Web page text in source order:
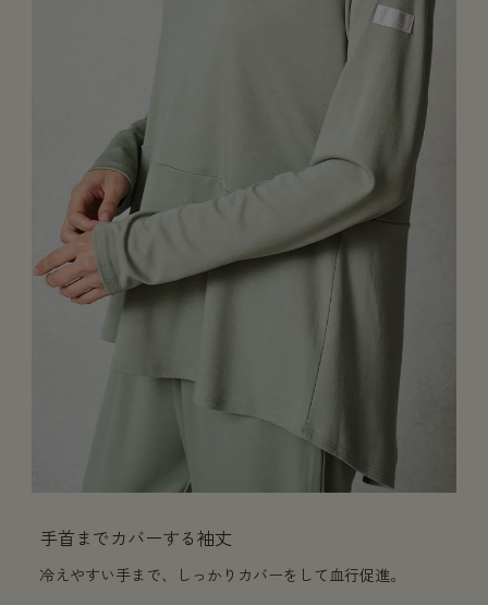
手首までカバーする袖丈
冷えやすい手まで、しっかりカバーをして血行促進。